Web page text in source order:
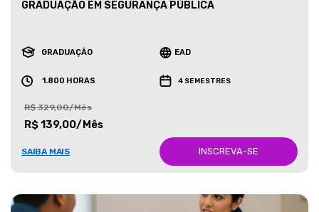
GRADUAÇÃO EM SEGURANÇA PÚBLICA
GRADUAÇÃO EAD
1.800 HORAS 4 SEMESTRES
R$ 329,00/Mês
R$ 139,00/Mês
SAIBA MAIS INSCREVA-SE